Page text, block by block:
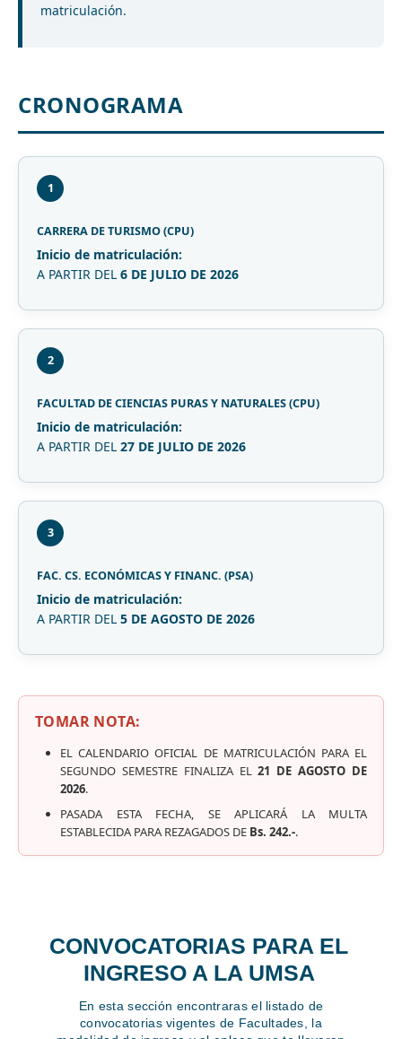
matriculación.
CRONOGRAMA
1
CARRERA DE TURISMO (CPU)
Inicio de matriculación:
A PARTIR DEL 6 DE JULIO DE 2026
2
FACULTAD DE CIENCIAS PURAS Y NATURALES (CPU)
Inicio de matriculación:
A PARTIR DEL 27 DE JULIO DE 2026
3
FAC. CS. ECONÓMICAS Y FINANC. (PSA)
Inicio de matriculación:
A PARTIR DEL 5 DE AGOSTO DE 2026
TOMAR NOTA:
EL CALENDARIO OFICIAL DE MATRICULACIÓN PARA EL
SEGUNDO SEMESTRE FINALIZA EL21 DE AGOSTO DE
2026.
PASADA ESTA FECHA, SE APLICARÁ LA MULTA
ESTABLECIDA PARA REZAGADOS DE Bs. 242.-.
CONVOCATORIAS PARA EL
INGRESO A LA UMSA
En esta sección encontraras el listado de
convocatorias vigentes de Facultades, la